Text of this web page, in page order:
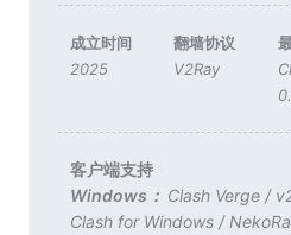
成立时间
2025
翻墙协议
V2Ray
客户端支持
Windows： Clash Verge/
Clash for Windows/